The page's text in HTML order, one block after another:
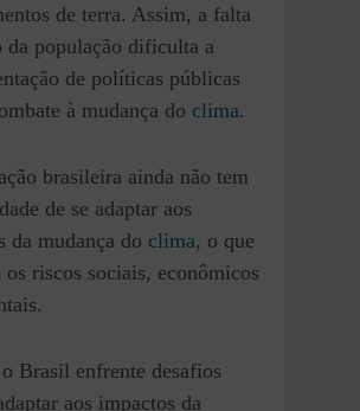
de terra. Assim, a falta
da população dificulta a
de políticas públicas
à mudança do clima.
brasileira ainda não tem
de se adaptar aos
da mudança do clima, o que
os riscos sociais, econômicos
Brasil enfrente desafios
aos impactos da